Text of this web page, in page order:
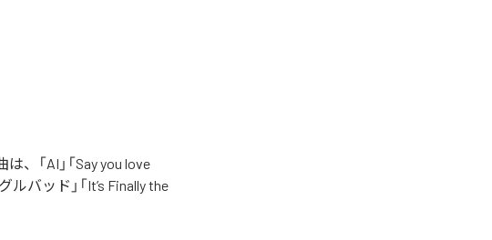
「AI」「Say you love
ルバッド」「It’s Finally the